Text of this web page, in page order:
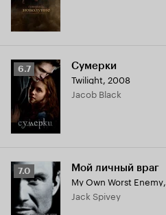
Рейтинг
Кинопоиска
6.7
6.7 Сумерки
Twilight, 2008
Jacob Black
Рейтинг
Кинопоиска
7.0
7.0 Мой личный враг
My Own Worst Enemy,
Jack Spivey